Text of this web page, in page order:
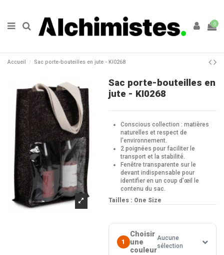
0
Accueil Sac porte-bouteilles en jute - KI0268
Sac porte-bouteilles en
jute - KI0268
Conscious collection : matières
naturelles et respect de
l'environnement.
2 poignées pour faciliter le
transport et la stabilité.
Fenêtre transparente sur le
devant indispensable pour
identifier en un coup d’œil le
contenu du sac.
Tailles : One Size
1
Choisir
une
couleur
Aucune
sélection